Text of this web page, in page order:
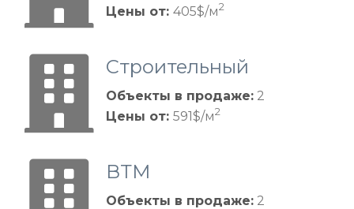
Цены от: 405$/м2
Строительный
Альянс Групп
Объекты в продаже: 2
Цены от: 591$/м2
ВТМ
Объекты в продаже: 2